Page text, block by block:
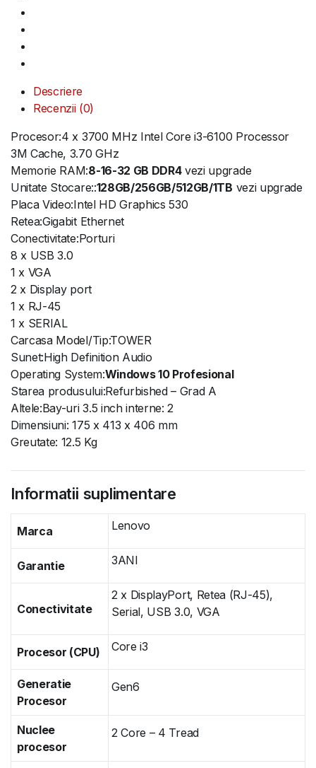
Descriere
Recenzii (0)
Procesor:4 x 3700 MHz Intel Core i3-6100 Processor
3M Cache, 3.70 GHz
Memorie RAM:8-16-32 GB DDR4vezi upgrade
Unitate Stocare::128GB/256GB/512GB/1TB vezi upgrade
Placa Video:Intel HD Graphics 530
Retea:Gigabit Ethernet
Conectivitate:Porturi
8 x USB 3.0
1 x VGA
2 x Display port
1 x RJ-45
1 x SERIAL
Carcasa Model/Tip:TOWER
Sunet:High Definition Audio
Operating System:Windows 10 Profesional
Starea produsului:Refurbished – Grad A
Altele:Bay-uri 3.5 inch interne: 2
Dimensiuni: 175 x 413 x 406 mm
Greutate: 12.5 Kg
Informatii suplimentare
Marca Lenovo
Garantie 3ANI
Conectivitate
2 x DisplayPort, Retea (RJ-45),
Serial, USB 3.0, VGA
Procesor (CPU) Core i3
Generatie
Procesor
Gen6
Nuclee
procesor
2 Core – 4 Tread